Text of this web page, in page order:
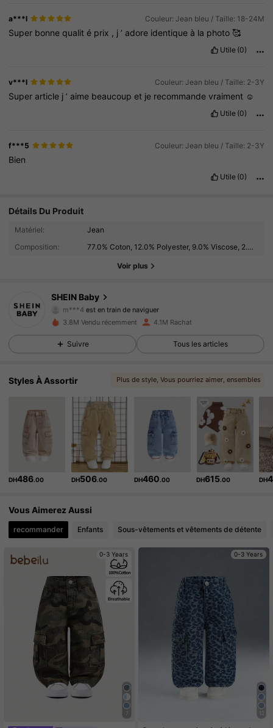
a***l Couleur: Jean bleu / Taille: 18-24M
Super bonnequalité prix , j’ adore identique à la photo 🥰
Utile (0)
v***l Couleur: Jean bleu / Taille: 2-3Y
Super article j’ aime beaucoupet je recommandevraiment ☺️
Utile (0)
f***5 Couleur: Jean bleu / Taille: 2-3Y
Bien
Utile (0)
Détails Du Produit
Matériel:
Jean
Composition:
77.0% Coton, 12.0% Polyester, 9.0% Viscose, 2.0% Lyocell
Voir plus
SHEIN Baby
742K Suiveurs
4.96 742K Suiveurs
4.96
742K Suiveurs
4.96 742K Suiveurs
4.96 742K Suiveurs
4.96
3.8M Vendu récemment 4.1M Rachat
Suivre Tous les articles
Styles À Assortir Plus de style, Vous pourriez aimer, ensembles
DH486.00 DH506.00 DH460.00 DH615.00 DH
Vous Aimerez Aussi
recommander Enfants Sous-vêtements et vêtements de détente
0-3 Years
7
0-3 Years
12